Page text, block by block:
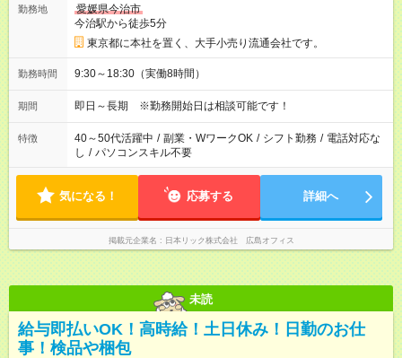
勤務地
愛媛県今治市
今治駅から徒歩5分
東京都に本社を置く、大手小売り流通会社です。
勤務時間 9:30～18:30（実働8時間）
期間 即日～長期 ※勤務開始日は相談可能です！
特徴 40～50代活躍中 / 副業・WワークOK / シフト勤務 / 電話対応な
し / パソコンスキル不要
気になる！ 応募する 詳細へ
掲載元企業名 日本リック株式会社 広島オフィス
未読
給与即払いOK！高時給！土日休み！日勤のお仕
事！検品や梱包